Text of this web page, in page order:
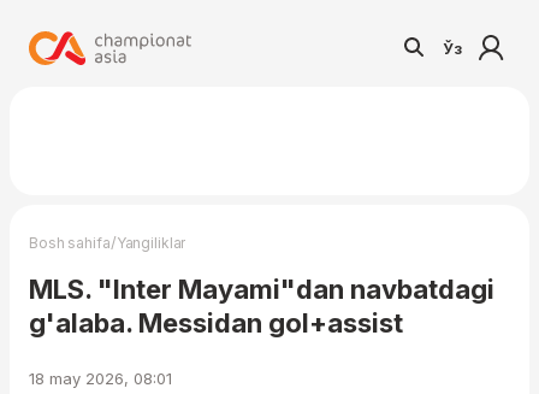
Ўз
Bosh sahifa/Yangiliklar
MLS. "Inter Mayami"dan navbatdagi
g'alaba. Messidan gol+assist
18 may 2026, 08:01